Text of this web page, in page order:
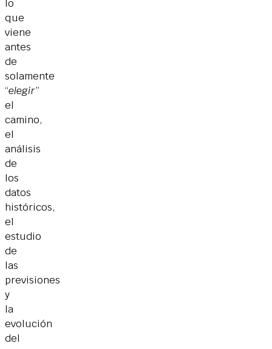
lo
que
viene
antes
de
solamente
“elegir”
el
camino,
el
análisis
de
los
datos
históricos,
el
estudio
de
las
previsiones
y
la
evolución
del